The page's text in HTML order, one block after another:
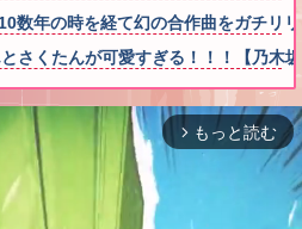
数年の時を経て幻の合作曲をガチリ
さくたんが可愛すぎる！！！【乃木
arrow_forward_ios もっと読む